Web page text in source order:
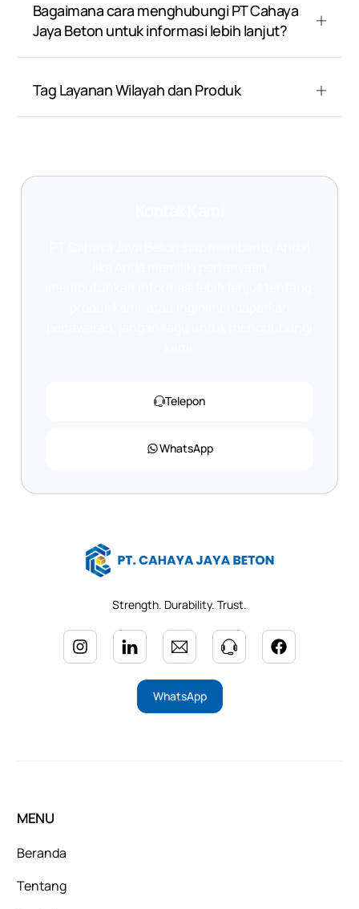
Bagaimana cara menghubungi PT Cahaya
Jaya Beton untuk informasi lebih lanjut?
Tag Layanan Wilayah dan Produk
Telepon
WhatsApp
Strength. Durability. Trust.
WhatsApp
MENU
Beranda
Tentang